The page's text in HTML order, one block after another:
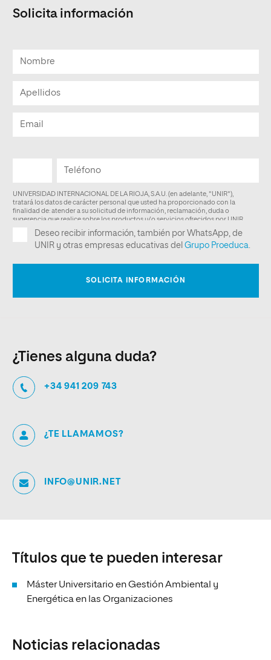
Solicita información
¿Tienes alguna duda?
+34 941 209 743
¿TE LLAMAMOS?
INFO@UNIR.NET
Títulos que te pueden interesar
Máster Universitario en Gestión Ambiental y
Energética en las Organizaciones
Noticias relacionadas